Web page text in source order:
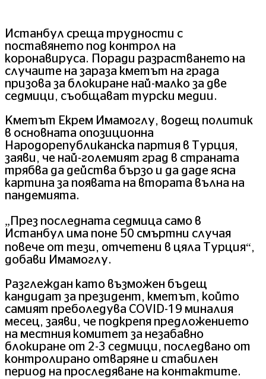
Истанбул среща трудности с
поставянето под контрол на
коронавируса. Поради разрастването на
случаите на зараза кметът на града
призова за блокиране най-малко за две
седмици, съобщават турски медии.
Кметът Екрем Имамоглу, водещ политик
в основната опозиционна
Народорепубликанска партия в Турция,
заяви, че най-големият град в страната
трябва да действа бързо и да даде ясна
картина за появата на втората вълна на
пандемията.
„През последната седмица само в
Истанбул има поне 50 смъртни случая
повече от тези, отчетени в цяла Турция“,
добави Имамоглу.
Разглеждан като възможен бъдещ
кандидат за президент, кметът, който
самият преболедува COVID-19 миналия
месец, заяви, че подкрепя предложението
на местния комитет за незабавно
блокиране от 2-3 седмици, последвано от
контролирано отваряне и стабилен
период на проследяване на контактите.